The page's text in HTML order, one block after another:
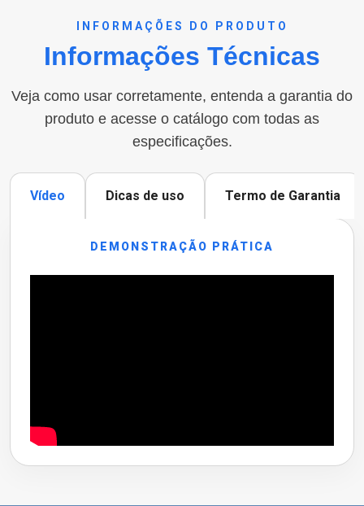
INFORMAÇÕES DO PRODUTO
Informações Técnicas
Veja como usar corretamente, entenda a garantia do
produto e acesse o catálogo com todas as
especificações.
Vídeo Dicas de uso Termo de Garantia
DEMONSTRAÇÃO PRÁTICA